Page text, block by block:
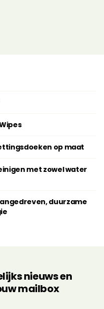
op maat
met zowel water
duurzame
nieuws en
mailbox